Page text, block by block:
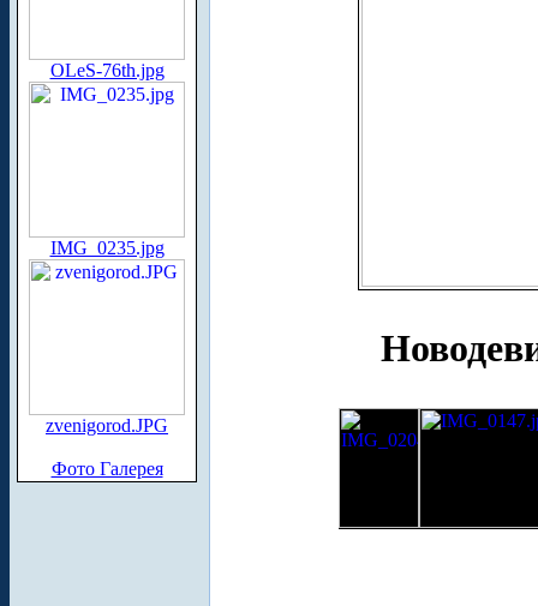
OLeS-76th.jpg
IMG_0235.jpg
zvenigorod.JPG
Фото Галерея